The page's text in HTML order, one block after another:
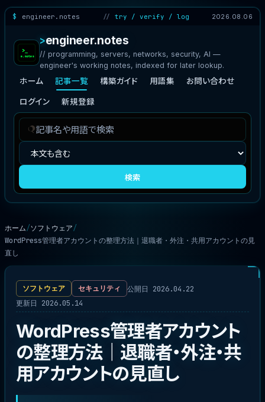
engineer.notes try / verify / log 2026.08.06
engineer.notes
// programming, servers, networks, security, AI —
engineer's working notes, indexed for later lookup.
ホーム 記事一覧 構築ガイド 用語集 お問い合わせ
ログイン 新規登録
事
検
索
索
象
検索
ホーム ソフトウェア
WordPress管理者アカウントの整理方法｜退職者・外注・共用アカウントの見
直し
ソフトウェア セキュリティ
公開日 2026.04.22
更新日 2026.05.14
WordPress管理者アカウント
の整理方法｜退職者・外注・共
用アカウントの見直し